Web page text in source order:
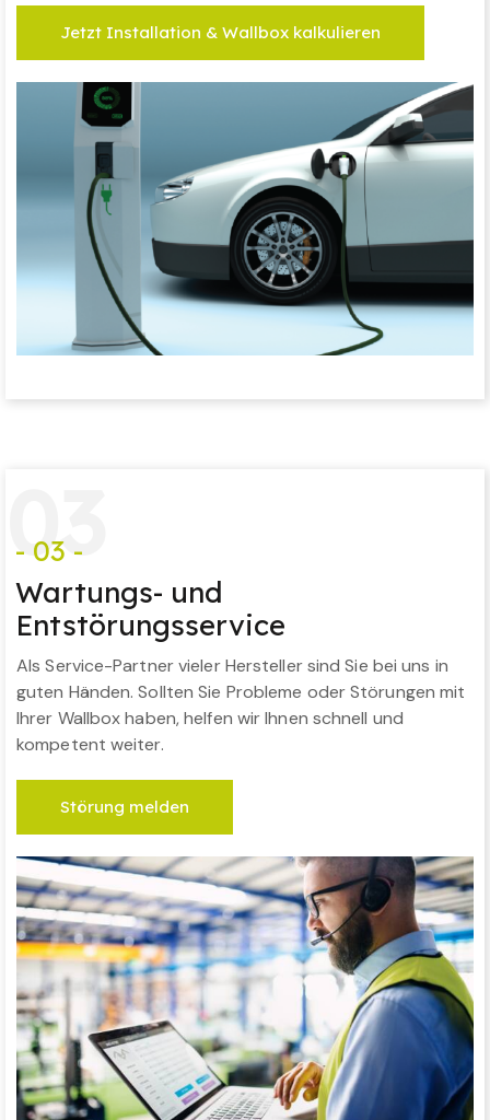
Jetzt Installation & Wallbox kalkulieren
03
- 03 -
Wartungs- und
Entstörungsservice
Als Service-Partner vieler Hersteller sind Sie bei uns in
guten Händen. Sollten Sie Probleme oder Störungen mit
Ihrer Wallbox haben, helfen wir Ihnen schnell und
kompetent weiter.
Störung melden